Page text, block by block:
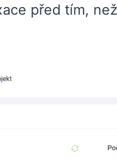
před tím,